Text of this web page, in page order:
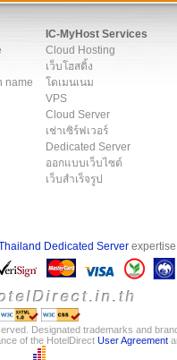
name
IC-MyHost Services
Cloud Hosting
เว็บโฮสติ้ง
โดเมนเนม
VPS
Cloud Server
เช่าเซิร์ฟเวอร์
Dedicated Server
ออกแบบเว็บไซต์
เว็บสำเร็จรูป
Dedicated Serverexpertise
Designated trademarks and
of the HotelDirect User Agreement